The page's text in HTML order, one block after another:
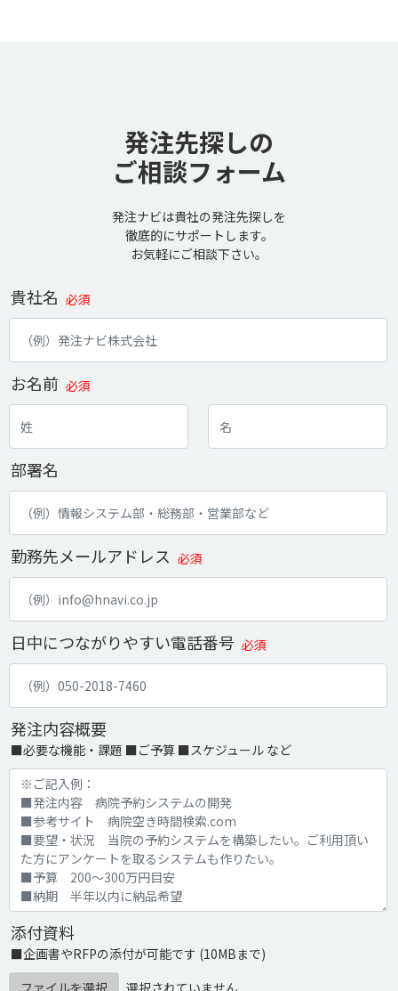
発注先探しの
ご相談フォーム
発注ナビは貴社の発注先探しを
徹底的にサポートします。
お気軽にご相談下さい。
貴社名 必須
お名前 必須
部署名
勤務先メールアドレス 必須
日中につながりやすい電話番号 必須
発注内容概要
■必要な機能・課題 ■ご予算 ■スケジュール など
添付資料
■企画書やRFPの添付が可能です (10MBまで)
ファイルを選択
選択されていません